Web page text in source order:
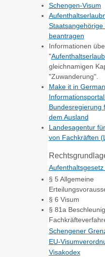
Schengen-Visum
Staatsangehörige
beantragen
Informationen
"
gleichnamigen
"Zuwanderung".
Make it in
Bundesregierung
dem Ausland
Landesagentur
von Fachkräften
§ 5 Allgemeine
§ 6 Visum
§ 81a
Schengener
EU-
Visakodex